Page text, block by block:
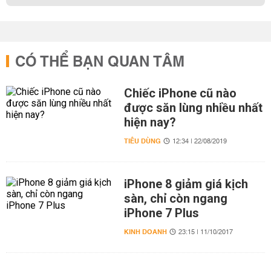
CÓ THỂ BẠN QUAN TÂM
Chiếc iPhone cũ nào
được săn lùng nhiều nhất
hiện nay?
TIÊU DÙNG 12:34 | 22/08/2019
iPhone 8 giảm giá kịch
sàn, chỉ còn ngang
iPhone 7 Plus
KINH DOANH 23:15 | 11/10/2017